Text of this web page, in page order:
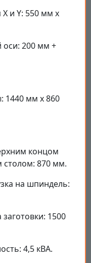
и Y: 550 мм x
оси: 200 мм +
1440 мм x 860
концом
870 мм.
на шпиндель:
1500
4,5 кВА.